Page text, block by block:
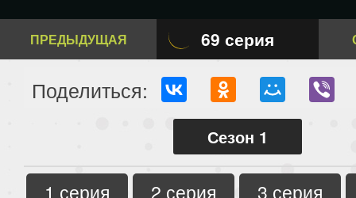
ПРЕДЫДУЩАЯ 69 серия
Поделиться:
Сезон 1
1 серия 2 серия
3 серия